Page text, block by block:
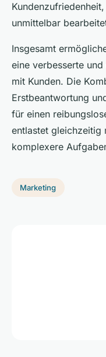
unmittelbar
Insgesamt
eine verbesserte
mit Kunden. Die
Erstbeantwortung
für einen
entlastet gleichzeitig
komplexere
Marketing